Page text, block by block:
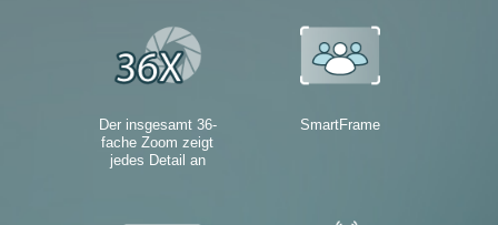
Der insgesamt 36-
fache Zoom zeigt
jedes Detail an
SmartFrame